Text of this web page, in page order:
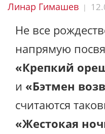
Линар Гимашев |
Не все
напрямую
«Крепкий
и «Бэтмен
считаются
«Жестокая